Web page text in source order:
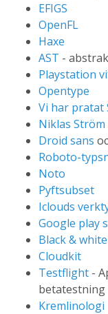
EFIGS
OpenFL
Haxe
AST -
Playstation
Opentype
Vi har pratat
Niklas Ström
Droid sans
Roboto-
Noto
Pyftsubset
Iclouds
Google play
Black & white
Cloudkit
Testflight -
betatestning
Kremlinologi